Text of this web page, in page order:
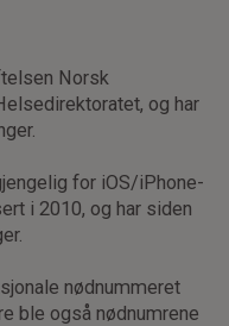
Norsk
og har
for iOS/iPhone-
i 2010, og har siden
nødnummeret
ble også nødnumrene